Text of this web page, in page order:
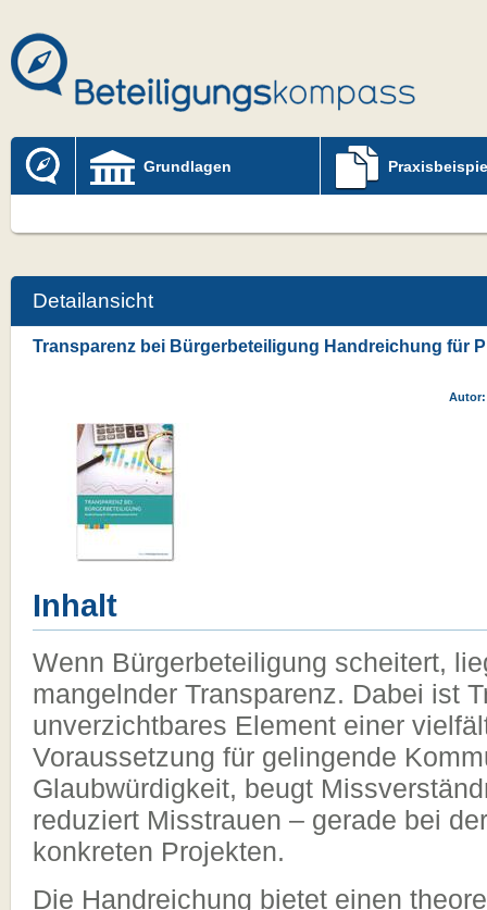
Grundlagen
Detailansicht
Transparenz bei Bürgerbeteiligung Handreichung für
Autor:
Inhalt
Wenn Bürgerbeteiligung scheitert,
mangelnder Transparenz. Dabei ist
unverzichtbares Element einer
Voraussetzung für gelingende
Glaubwürdigkeit, beugt
reduziert Misstrauen – gerade bei
konkreten Projekten.
Die Handreichung bietet einen